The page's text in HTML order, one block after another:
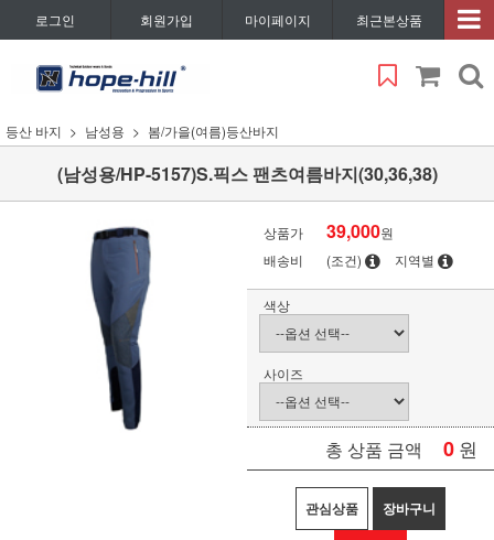
로그인 회원가입 마이페이지 최근본상품
등산 바지 남성용 봄/가을(여름)등산바지
(남성용/HP-5157)S.픽스 팬츠여름바지(30,36,38)
상품가 39,000원
배송비
(조건) 지역별
색상
사이즈
총 상품 금액 0 원
관심상품 장바구니